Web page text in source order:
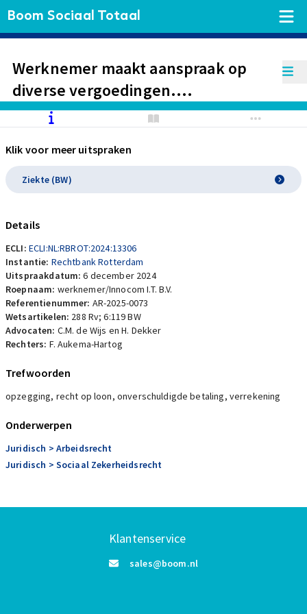
Boom Sociaal Totaal
Werknemer maakt aanspraak op
diverse vergoedingen.
Werkgeefster beroept zich op
verrekening vanwege te veel
betaalde loon na uitspraken UWV in
verband met arbeidsongeschiktheid
werknemer.
Klik voor meer uitspraken
Ziekte (BW)
Details
ECLI: ECLI:NL:RBROT:2024:13306
Instantie: Rechtbank Rotterdam
Uitspraakdatum:6 december 2024
Roepnaam: werknemer/Innocom I.T. B.V.
Referentienummer: AR-2025-0073
Wetsartikelen: 288 Rv; 6:119 BW
Advocaten: C.M. de Wijs en H. Dekker
Rechters: F. Aukema-Hartog
Trefwoorden
opzegging, recht op loon, onverschuldigde betaling, verrekening
Onderwerpen
Juridisch > Arbeidsrecht
Juridisch > Sociaal Zekerheidsrecht
Klantenservice
sales@boom.nl